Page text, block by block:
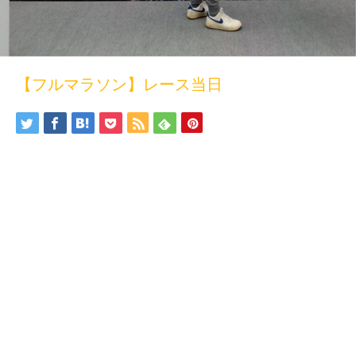
【フルマラソン】レース当日